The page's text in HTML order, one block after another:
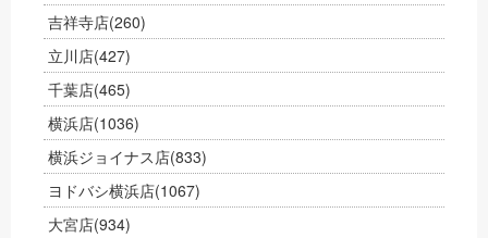
吉祥寺店(260)
立川店(427)
千葉店(465)
横浜店(1036)
横浜ジョイナス店(833)
ヨドバシ横浜店(1067)
大宮店(934)